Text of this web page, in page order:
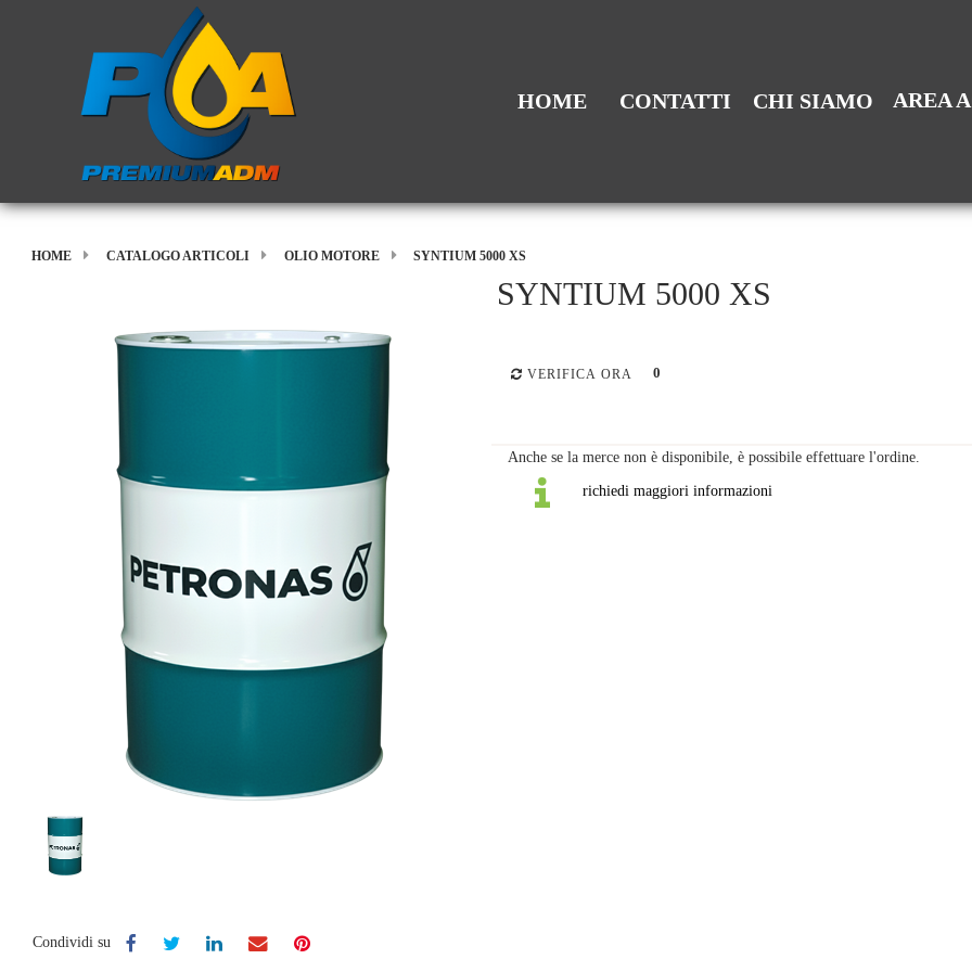
HOME CONTATTI CHI SIAMO AREA
HOME CATALOGO ARTICOLI OLIO MOTORE SYNTIUM 5000 XS
SYNTIUM 5000 XS
VERIFICA ORA 0
Anche se la merce non è disponibile, è possibile effettuare l'ordine.
richiedi maggiori informazioni
Condividi su